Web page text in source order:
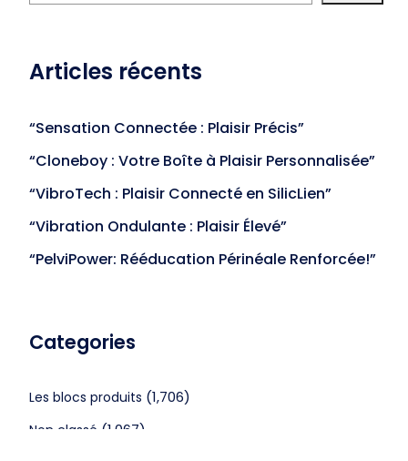
Articles récents
“Sensation Connectée : Plaisir Précis”
“Cloneboy : Votre Boîte à Plaisir Personnalisée”
“VibroTech : Plaisir Connecté en SilicLien”
“Vibration Ondulante : Plaisir Élevé”
“PelviPower: Rééducation Périnéale Renforcée!”
Categories
Les blocs produits (1,706)
Non classé (1,067)